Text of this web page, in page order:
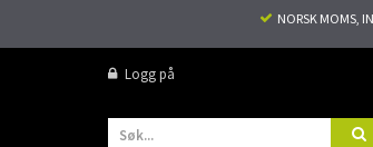
NORSK MOMS,
Logg på